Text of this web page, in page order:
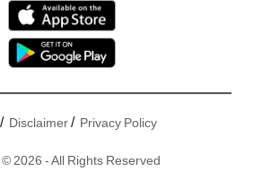
/ Disclaimer/ Privacy Policy
2026 - All Rights Reserved